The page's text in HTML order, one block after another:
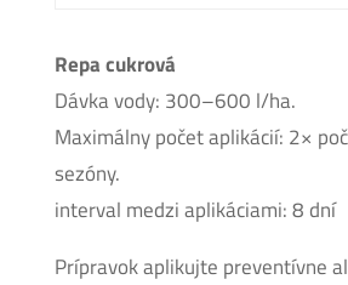
Repa cukrová
Dávka vody: 300–600 l/ha.
Maximálny počet aplikácií: 2×
sezóny.
interval medzi aplikáciami: 8 dní
Prípravok aplikujte preventívne